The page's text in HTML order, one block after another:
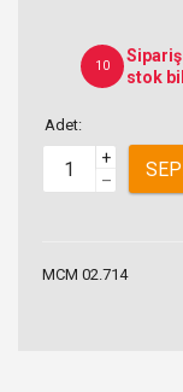
10
stok
Adet:
+
–
MCM 02.714